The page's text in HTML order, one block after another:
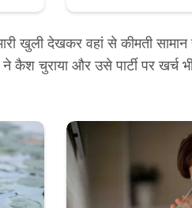
खुली देखकर वहां से कीमती
चुराया और उसे पार्टी पर खर्च